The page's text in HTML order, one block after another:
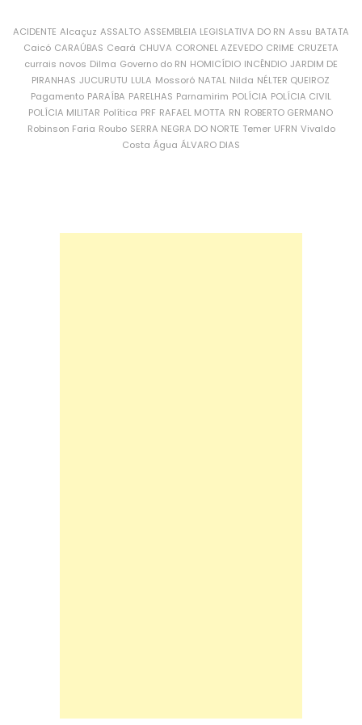
ACIDENTE Alcaçuz ASSALTO ASSEMBLEIA LEGISLATIVA DO RN Assu BATATA
Caicó CARAÚBAS Ceará CHUVA CORONEL AZEVEDO CRIME CRUZETA
currais novos Dilma Governo do RN HOMICÍDIO INCÊNDIO JARDIM DE
PIRANHAS JUCURUTU LULA Mossoró NATAL Nilda NÉLTER QUEIROZ
Pagamento PARAÍBA PARELHAS Parnamirim POLÍCIA POLÍCIA CIVIL
POLÍCIA MILITAR Política PRF RAFAEL MOTTA RN ROBERTO GERMANO
Robinson Faria Roubo SERRA NEGRA DO NORTE Temer UFRN Vivaldo
Costa Água ÁLVARO DIAS